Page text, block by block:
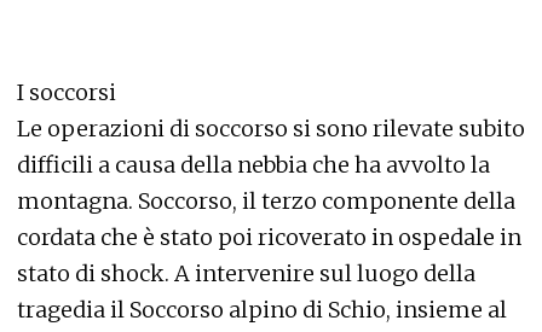
I soccorsi
Le operazioni di soccorso si sono rilevate subito
difficili a causa della nebbia che ha avvolto la
montagna. Soccorso, il terzo componente della
cordata che è stato poi ricoverato in ospedale in
stato di shock. A intervenire sul luogo della
tragedia il Soccorso alpino di Schio, insieme al